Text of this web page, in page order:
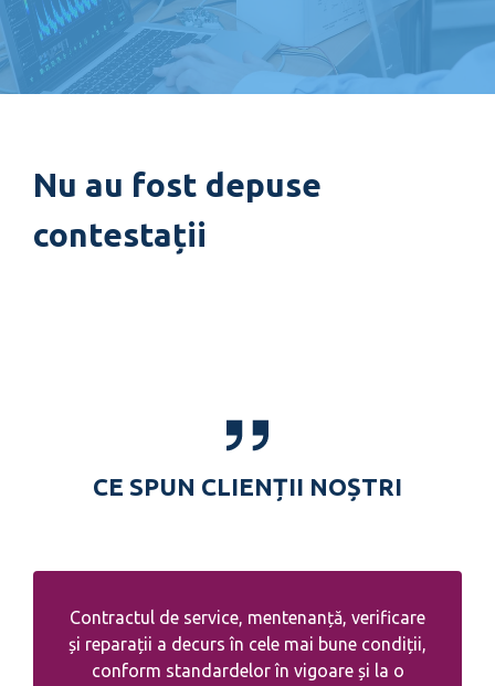
Nu au fost depuse
contestații
CE SPUN CLIENȚII NOȘTRI
Contractul de service, mentenanță, verificare
și reparații a decurs în cele mai bune condiții,
conform standardelor în vigoare și la o